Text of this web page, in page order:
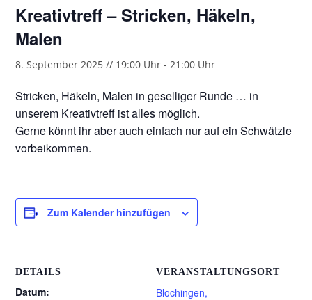
Kreativtreff – Stricken, Häkeln,
Malen
8. September 2025 // 19:00 Uhr -21:00 Uhr
Stricken, Häkeln, Malen in geselliger Runde … in
unserem Kreativtreff ist alles möglich.
Gerne könnt ihr aber auch einfach nur auf ein Schwätzle
vorbeikommen.
Zum Kalender hinzufügen
DETAILS
Datum:
VERANSTALTUNGSORT
Blochingen,